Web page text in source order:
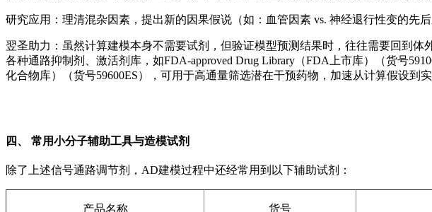
研究应用：理清混杂因素，提出新的因果假说（如：血管因素 vs. 神经退行性变的先后
翌圣助力：虽然计算建模本身不需要试剂，但验证模型预测结果时，往往需要回到体
各种通路抑制剂、激活剂库，如FDA-approved Drug Library（FDA上市库）（货号
化合物库）（货号59600ES），可用于高通量筛选潜在干预药物，加速从计算假设到实
四、 常用小分子辅助工具与造模试剂
除了上述信号通路调节剂，AD建模过程中还经常用到以下辅助试剂：
产品名称 货号